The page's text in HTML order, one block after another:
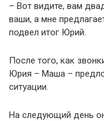
– Вот видите, вам
ваши, а мне
подвел итог Юрий.
После того, как
Юрия – Маша –
ситуации.
На следующий день